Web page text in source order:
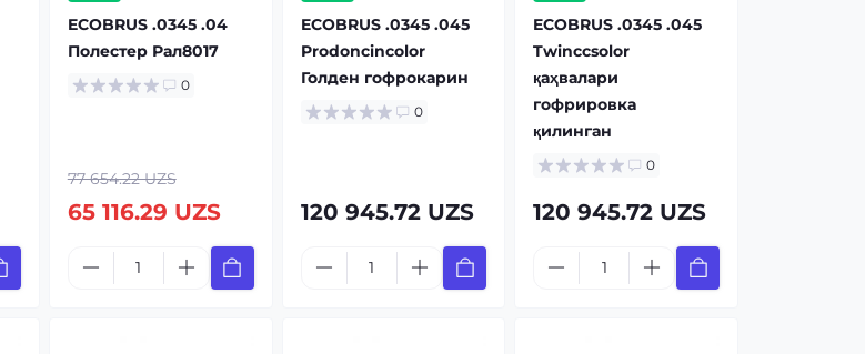
ECOBRUS .0345 .04
Полестер Рал8017
0
77 654.22 UZS
65 116.29 UZS
ECOBRUS .0345 .045
Prodoncincolor
Голден гофрокарин
0
120 945.72 UZS
ECOBRUS .0345 .045
Twinccsolor
қаҳвалари
гофрировка
қилинган
0
120 945.72 UZS